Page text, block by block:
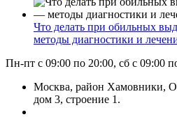
Что делать при обильных
методы диагностики и
Пн-пт с 09:00 по 20:00, сб с 09:00
Москва, район Хамовники,
дом 3, строение 1.